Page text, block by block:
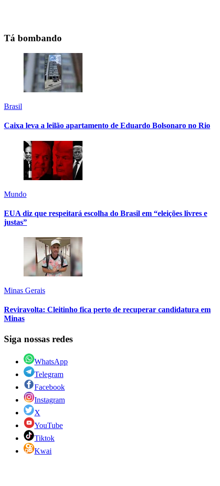
Tá bombando
Brasil
Caixa leva a leilão apartamento de Eduardo Bolsonaro no Rio
Mundo
EUA diz que respeitará escolha do Brasil em “eleições livres e
justas”
Minas Gerais
Reviravolta: Cleitinho fica perto de recuperar candidatura em
Minas
Siga nossas redes
WhatsApp
Telegram
Facebook
Instagram
X
YouTube
Tiktok
Kwai